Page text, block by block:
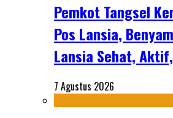
Pemkot Tangsel
Pos Lansia,
Lansia Sehat,
7 Agustus 2026